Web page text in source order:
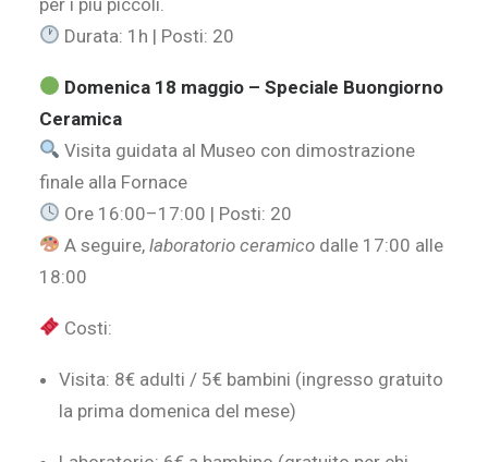
Durata: 1h | Posti: 20
Domenica 18 maggio – Speciale Buongiorno
Ceramica
Visita guidata al Museo con dimostrazione
finale alla Fornace
Ore 16:00–17:00 | Posti: 20
A seguire,laboratorio ceramico dalle 17:00 alle
18:00
Costi:
Visita: 8€ adulti / 5€ bambini (ingresso gratuito
la prima domenica del mese)